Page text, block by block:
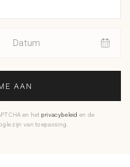
Datum
AAN
en het privacybeleid en de
zijn van toepassing.